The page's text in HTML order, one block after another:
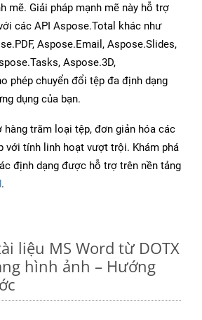
mẽ. Giải pháp mạnh mẽ này hỗ trợ
các API Aspose.Total khác như
Aspose.Email, Aspose.Slides,
Aspose.3D,
phép chuyển đổi tệp đa định dạng
dụng của bạn.
trăm loại tệp, đơn giản hóa các
với tính linh hoạt vượt trội. Khám phá
định dạng được hỗ trợ trên nền tảng
.
liệu MS Word từ DOTX
hình ảnh – Hướng